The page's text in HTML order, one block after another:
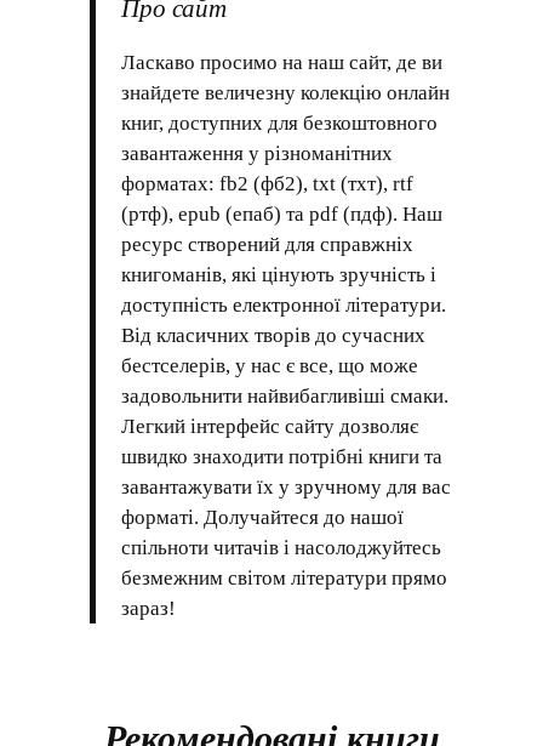
Про сайт
Ласкаво просимо на наш сайт, де ви
знайдете величезну колекцію онлайн
книг, доступних для безкоштовного
завантаження у різноманітних
форматах: fb2 (фб2), txt (тхт), rtf
(ртф), epub (епаб) та pdf (пдф). Наш
ресурс створений для справжніх
книгоманів, які цінують зручність і
доступність електронної літератури.
Від класичних творів до сучасних
бестселерів, у нас є все, що може
задовольнити найвибагливіші смаки.
Легкий інтерфейс сайту дозволяє
швидко знаходити потрібні книги та
завантажувати їх у зручному для вас
форматі. Долучайтеся до нашої
спільноти читачів і насолоджуйтесь
безмежним світом літератури прямо
зараз!